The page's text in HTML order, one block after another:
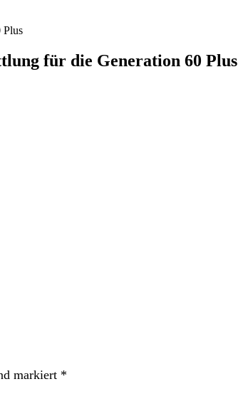
für die Generation 60 Plus
markiert *